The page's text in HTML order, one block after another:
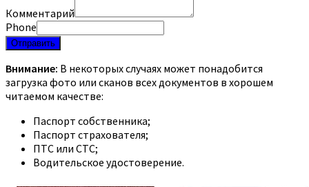
Комментарий
Phone
Отправить
Внимание: В некоторых случаях может понадобится
загрузка фото или сканов всех документов в хорошем
читаемом качестве:
Паспорт собственника;
Паспорт страхователя;
ПТС или СТС;
Водительское удостоверение.